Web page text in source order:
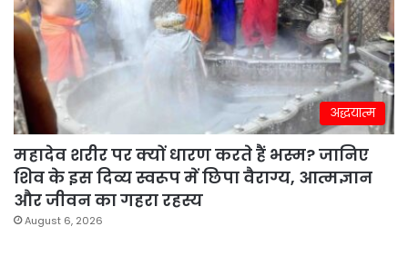
अद्धयात्म
महादेव शरीर पर क्यों धारण करते हैं भस्म? जानिए
शिव के इस दिव्य स्वरूप में छिपा वैराग्य, आत्मज्ञान
और जीवन का गहरा रहस्य
August 6, 2026